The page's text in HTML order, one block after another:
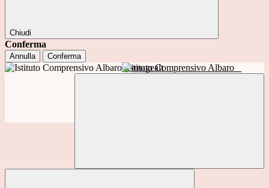
Chiudi
Conferma
Annulla Conferma
Istituto Comprensivo Albaro